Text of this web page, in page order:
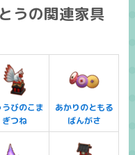
うの関連家具
うびのこま
ぎつね
あかりのともる
ばんがさ